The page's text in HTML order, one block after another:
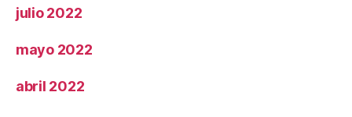
julio 2022
mayo 2022
abril 2022